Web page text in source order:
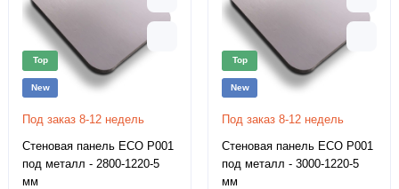
Top
New
Под заказ 8-12 недель
Стеновая панель ECO P001
под металл - 2800-1220-5
мм
Top
New
Под заказ 8-12 недель
Стеновая панель ECO P001
под металл - 3000-1220-5
мм